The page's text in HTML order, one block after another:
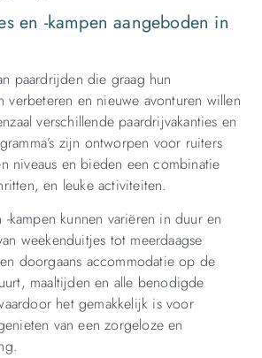
en -kampen aangeboden in
paardrijden die graag hun
verbeteren en nieuwe avonturen willen
verschillende paardrijvakanties en
zijn ontworpen voor ruiters
niveaus en bieden een combinatie
en leuke activiteiten.
-kampen kunnen variëren in duur en
weekenduitjes tot meerdaagse
doorgaans accommodatie op de
maaltijden en alle benodigde
het gemakkelijk is voor
van een zorgeloze en